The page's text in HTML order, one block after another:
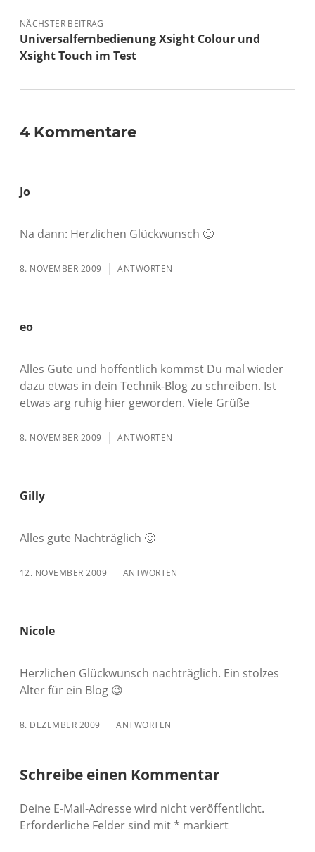
NÄCHSTER BEITRAG
Universalfernbedienung Xsight Colour und
Xsight Touch im Test
4 Kommentare
Jo
Na dann: Herzlichen Glückwunsch 🙂
8. NOVEMBER 2009 ANTWORTEN
eo
Alles Gute und hoffentlich kommst Du mal wieder
dazu etwas in dein Technik-Blog zu schreiben. Ist
etwas arg ruhig hier geworden. Viele Grüße
8. NOVEMBER 2009 ANTWORTEN
Gilly
Alles gute Nachträglich 🙂
12. NOVEMBER 2009 ANTWORTEN
Nicole
Herzlichen Glückwunsch nachträglich. Ein stolzes
Alter für ein Blog 😉
8. DEZEMBER 2009 ANTWORTEN
Schreibe einen Kommentar
Deine E-Mail-Adresse wird nicht veröffentlicht.
Erforderliche Felder sind mit* markiert